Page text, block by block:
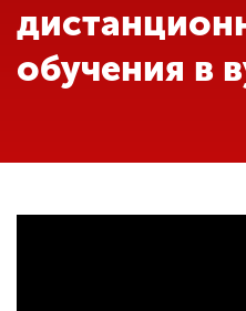
Международная
деятельность
Студенческая
обучения в